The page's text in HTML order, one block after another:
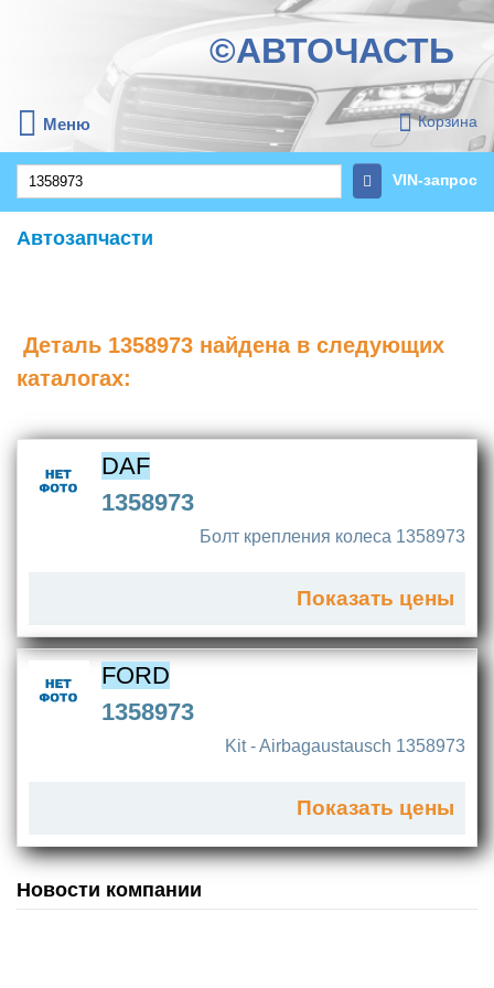
©АВТОЧАСТЬ
Меню Корзина
VIN-запрос
Автозапчасти
Деталь 1358973 найдена в следующих
каталогах:
DAF
1358973
Болт крепления колеса 1358973
Показать цены
FORD
1358973
Kit - Airbagaustausch 1358973
Показать цены
Новости компании